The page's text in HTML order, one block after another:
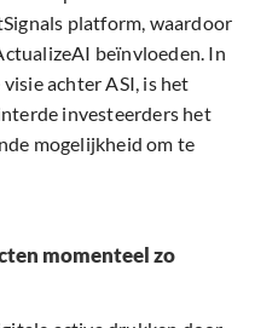
platform, waardoor
beïnvloeden. In
achter ASI, is het
investeerders het
mogelijkheid om te
momenteel zo